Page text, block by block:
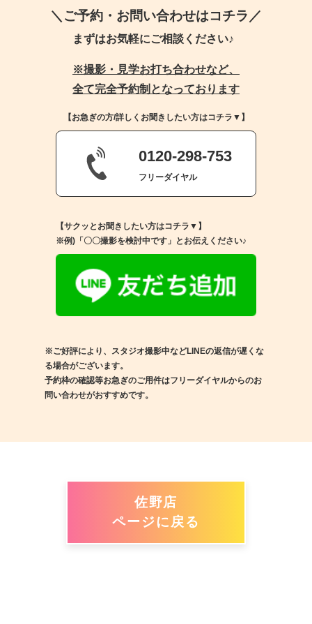
＼ご予約・お問い合わせはコチラ／
まずはお気軽にご相談ください♪
※撮影・見学お打ち合わせなど、
全て完全予約制となっております
【お急ぎの方/詳しくお聞きしたい方はコチラ▼】
0120-298-753
フリーダイヤル
【サクッとお聞きしたい方はコチラ▼】
※例)「〇〇撮影を検討中です」とお伝えください♪
※ご好評により、スタジオ撮影中などLINEの返信が遅くな
る場合がございます。
予約枠の確認等お急ぎのご用件はフリーダイヤルからのお
問い合わせがおすすめです。
佐野店
ページに戻る